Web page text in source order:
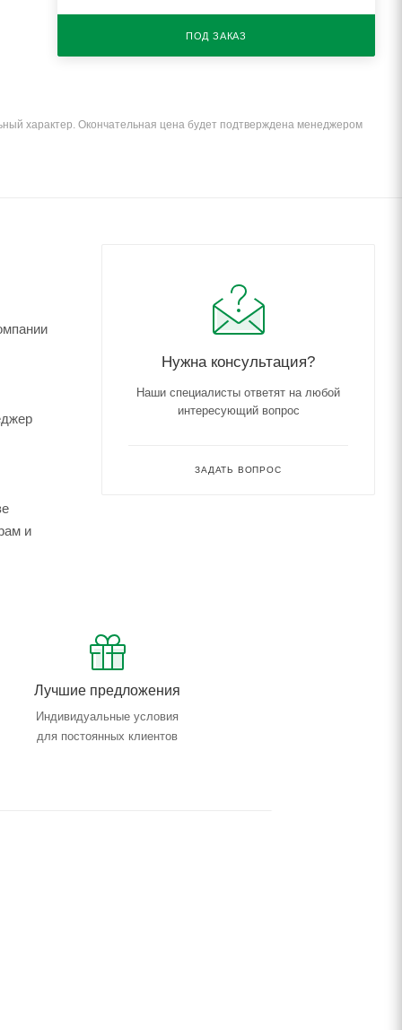
ПОД ЗАКАЗ
характер. Окончательная цена будет подтверждена менеджером
и
Лучшие предложения
Индивидуальные условия
для постоянных клиентов
Нужна консультация?
Наши специалисты ответят на любой
интересующий вопрос
ЗАДАТЬ ВОПРОС